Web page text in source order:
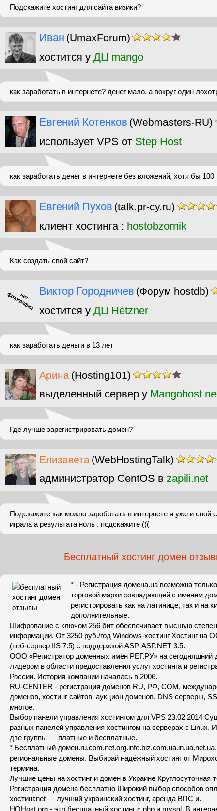
Подскажите хостинг для сайта визики?
Иван (UmaxForum)
хостится у ДЦ mango
как заработать в интернете? денег мало, а вокруг один
Евгений Котенков (Webmasters-RU)
использует VPS от Step Host
как заработать денег в интернете без вложений, хотя бы 100
Евгений Пухов (talk.pr-cy.ru)
клиент хостинга : hostobzornik
Как создать свой сайт?
Виктор Городничев (Форум hostdb)
хостится у ДЦ Hetzner
как заработать деньги в 13 лет
Арина (Hosting101)
выделенный сервер у Mangohost
Где лучше зарегистрировать домен?
Елизавета (WebHostingTalk)
администратор CentOS в zapili.net
Подскажите как можно зароботать в интернете я уже и свой
играла а результата ноль . подскажите (((
Бесплатный хостинг домен
* - Регистрация домена.ua возможна
торговой марки совпадающей с именем
регистрировать как на латинице, так и на
дополнительные.
Шифрование с ключом 256 бит обеспечивает высшую
информации. От 3250 руб./год Windows-хостинг Хостинг на
(веб-сервер IIS 7.5) с поддержкой ASP, ASP.NET 3.5.
ООО «Регистратор доменных имён РЕГ.РУ» на сегодняшний
лидером в области предоставления услуг хостинга и
России. История компании началась в 2006.
RU-CENTER - регистрация доменов RU, РФ, COM,
доменов, хостинг сайтов, аукцион доменов, DNS серверы,
многое.
Выбор панели управления хостингом для VPS 23.02.2014
разных панелей управления хостингом на серверах с Linux.
две группы — платные и бесплатные.
* Бесплатный
региональные домены. Выбирай надёжный хостинг от
термина.
Лучшие цены на хостинг и домен в Украине Круглосуточная
Регистрация домена бесплатно Широкий выбор способов
хостинг.net — лучший украинский хостинг, аренда ВПС и.
HQHost.org - это бесплатный хостинг с php и mysql. В